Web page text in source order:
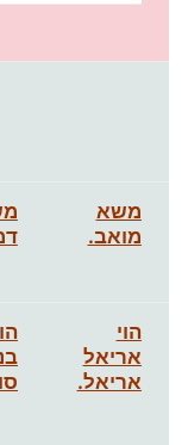
משא
מואב.
הוי
אריאל
אריאל.